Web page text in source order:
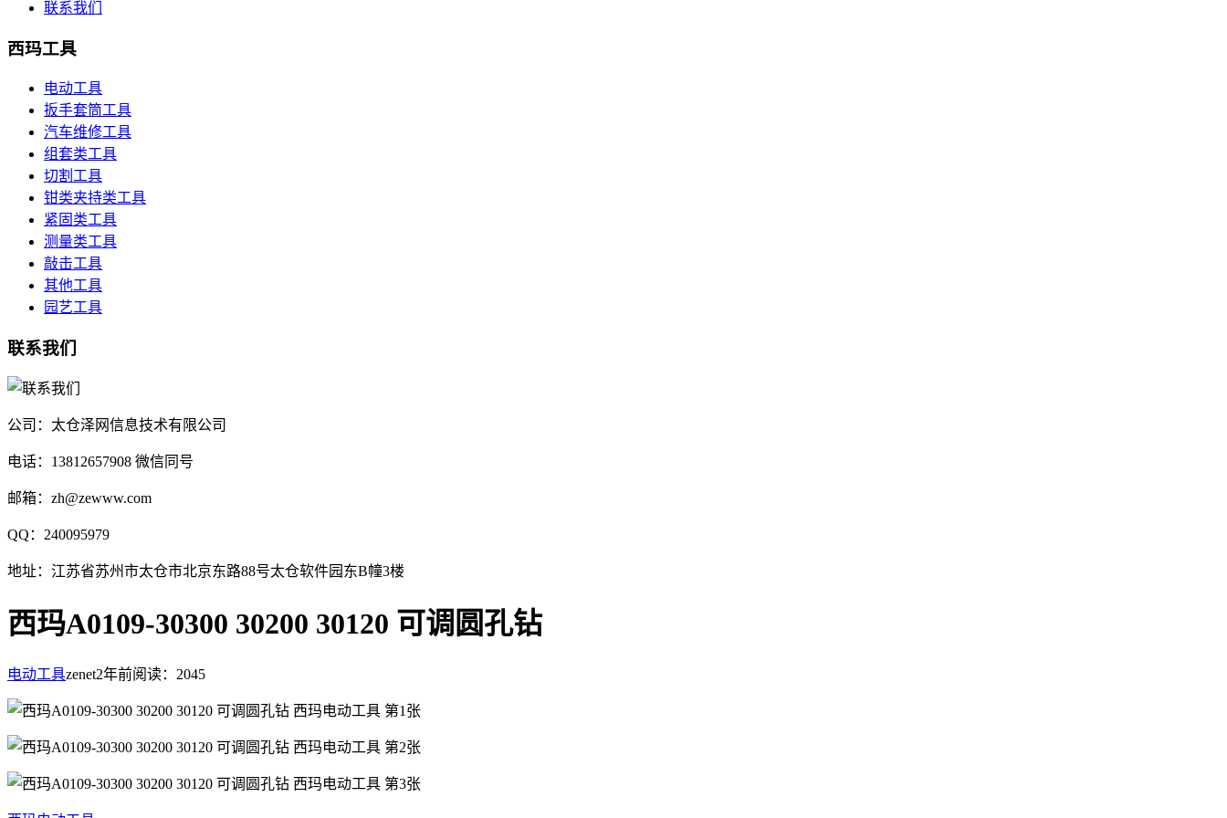
联系我们
西玛工具
电动工具
扳手套筒工具
汽车维修工具
组套类工具
切割工具
钳类夹持类工具
紧固类工具
测量类工具
敲击工具
其他工具
园艺工具
联系我们
公司：太仓泽网信息技术有限公司
电话：13812657908 微信同号
邮箱：zh@zewww.com
QQ：240095979
地址：江苏省苏州市太仓市北京东路88号太仓软件园东B幢3楼
西玛A0109-30300 30200 30120 可调圆孔钻
电动工具zenet2年前阅读：2045